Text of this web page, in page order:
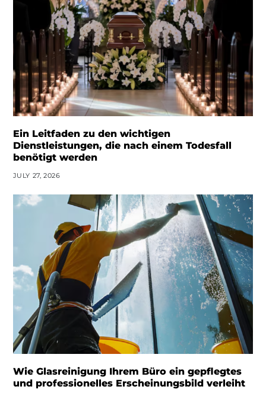
Ein Leitfaden zu den wichtigen
Dienstleistungen, die nach einem Todesfall
benötigt werden
JULY 27, 2026
Wie Glasreinigung Ihrem Büro ein gepflegtes
und professionelles Erscheinungsbild verleiht